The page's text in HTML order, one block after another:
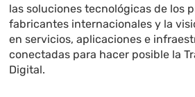
las soluciones tecnológicas de los
fabricantes internacionales y la
en servicios, aplicaciones e
conectadas para hacer posible la
Digital.